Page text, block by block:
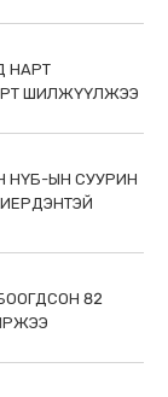
НАРТ
ШИЛЖҮҮЛЖЭЭ
НҮБ-ЫН СУУРИН
82